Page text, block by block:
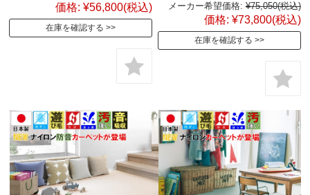
価格: ¥56,800(税込)
在庫を確認する
メーカー希望価格: ¥75,050(税込)
価格: ¥73,800(税込)
在庫を確認する